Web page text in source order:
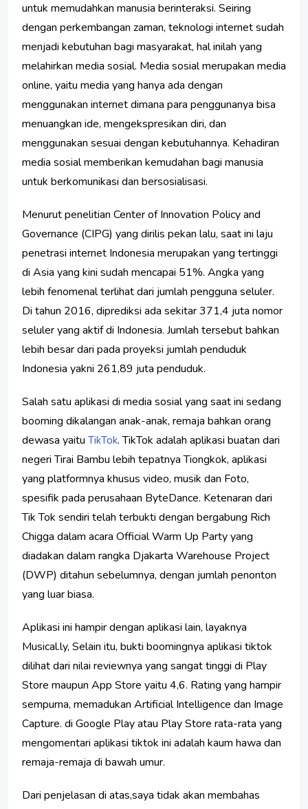
untuk memudahkan manusia berinteraksi. Seiring
dengan perkembangan zaman, teknologi internet sudah
menjadi kebutuhan bagi masyarakat, hal inilah yang
melahirkan media sosial. Media sosial merupakan media
online, yaitu media yang hanya ada dengan
menggunakan internet dimana para penggunanya bisa
menuangkan ide, mengekspresikan diri, dan
menggunakan sesuai dengan kebutuhannya. Kehadiran
media sosial memberikan kemudahan bagi manusia
untuk berkomunikasi dan bersosialisasi.
Menurut penelitian Center of Innovation Policy and
Governance (CIPG) yang dirilis pekan lalu, saat ini laju
penetrasi internet Indonesia merupakan yang tertinggi
di Asia yang kini sudah mencapai 51%. Angka yang
lebih fenomenal terlihat dari jumlah pengguna seluler.
Di tahun 2016, diprediksi ada sekitar 371,4 juta nomor
seluler yang aktif di Indonesia. Jumlah tersebut bahkan
lebih besar dari pada proyeksi jumlah penduduk
Indonesia yakni 261,89 juta penduduk.
Salah satu aplikasi di media sosial yang saat ini sedang
booming dikalangan anak-anak, remaja bahkan orang
dewasa yaitu TikTok. TikTok adalah aplikasi buatan dari
negeri Tirai Bambu lebih tepatnya Tiongkok, aplikasi
yang platformnya khusus video, musik dan Foto,
spesifik pada perusahaan ByteDance. Ketenaran dari
Tik Tok sendiri telah terbukti dengan bergabung Rich
Chigga dalam acara Official Warm Up Party yang
diadakan dalam rangka Djakarta Warehouse Project
(DWP) ditahun sebelumnya, dengan jumlah penonton
yang luar biasa.
Aplikasi ini hampir dengan aplikasi lain, layaknya
Musical.ly, Selain itu, bukti boomingnya aplikasi tiktok
dilihat dari nilai reviewnya yang sangat tinggi di Play
Store maupun App Store yaitu 4,6. Rating yang hampir
sempurna, memadukan Artificial Intelligence dan Image
Capture. di Google Play atau Play Store rata-rata yang
mengomentari aplikasi tiktok ini adalah kaum hawa dan
remaja-remaja di bawah umur.
Dari penjelasan di atas,saya tidak akan membahas